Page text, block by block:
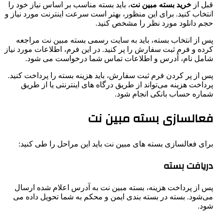
قبل از خرید بسته مبین نت، باید بسته مناسب بر اساس نیاز خود را
انتخاب کنید. برای این منظور، بهتر است سرعت اینترنت مورد نیاز و
حجم دانلود مورد نظر را مشخص کنید.
پس از انتخاب بسته، باید به سایت رسمی بسته مبین نت مراجعه
کرده و فرم ثبت سفارش را پر کنید. در این فرم، اطلاعات مورد نیاز
شامل نام، آدرس و اطلاعات تماس شما درخواست می ‌شود.
پس از پر کردن فرم ثبت سفارش، باید هزینه بسته را پرداخت کنید.
پرداخت هزینه می‌تواند از طریق درگاه‌ های اینترنتی یا از طریق
شماره حساب بانکی انجام شود.
فعالسازی بسته مبین نت
برای فعالسازی بسته های مبین نت باید این مراحل را طی کنید:
دریافت بسته
پس از پرداخت هزینه، بسته مبین نت به آدرس اعلام شده ارسال
می‌شود. بسته در بسته ‌بندی ایمن و محکم به شما تحویل داده می
‌شود.